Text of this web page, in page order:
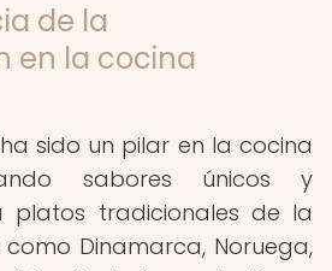
de la
en la cocina
sido un pilar en la cocina
sabores únicos y
platos tradicionales de la
como Dinamarca, Noruega,